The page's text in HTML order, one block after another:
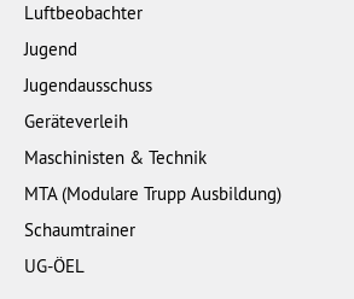
Luftbeobachter
Jugend
Jugendausschuss
Geräteverleih
Maschinisten & Technik
MTA (Modulare Trupp Ausbildung)
Schaumtrainer
UG-ÖEL